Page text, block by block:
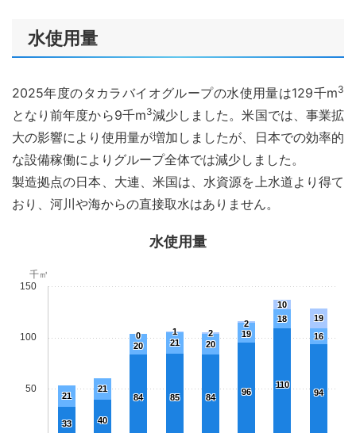
水使用量
2025年度のタカラバイオグループの水使用量は129千m3
となり前年度から9千m3減少しました。米国では、事業拡
大の影響により使用量が増加しましたが、日本での効率的
な設備稼働によりグループ全体では減少しました。
製造拠点の日本、大連、米国は、水資源を上水道より得て
おり、河川や海からの直接取水はありません。
水使用量
50
100
150
千㎥
0 1 2
2
10
19
21
21
20 21 20
19
18
16
33 40
84 85 84
96
110
94